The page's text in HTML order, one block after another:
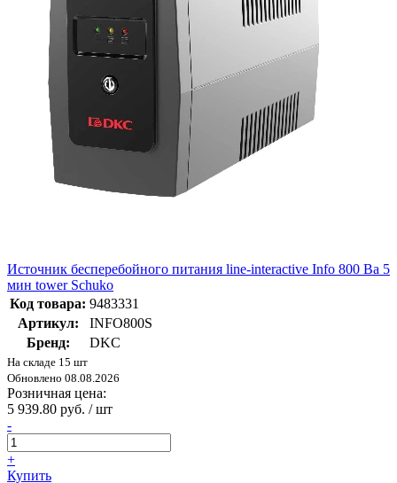
Источник бесперебойного питания line-interactive Info 800 Ва 5
мин tower Schuko
Код товара: 9483331
Артикул:
INFO800S
Бренд:
DKC
На складе 15 шт
Обновлено 08.08.2026
Розничная цена:
5 939.80 руб. / шт
-
+
Купить